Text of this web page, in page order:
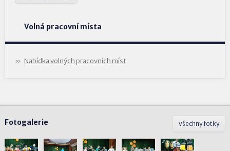
Volná pracovní místa
Nabídka volných pracovních míst
všechny fotky
Fotogalerie